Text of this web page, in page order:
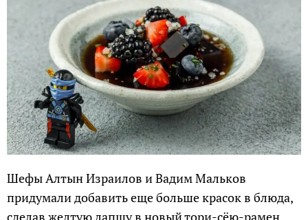
Шефы Алтын Израилов и Вадим Мальков
придумали добавить еще больше красок в блюда,
сделав желтую лапшу в новый тори-сёю-рамен,